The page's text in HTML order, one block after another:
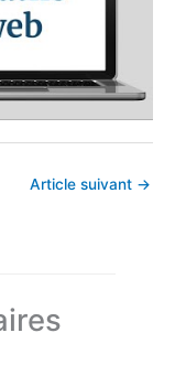
Article suivant →